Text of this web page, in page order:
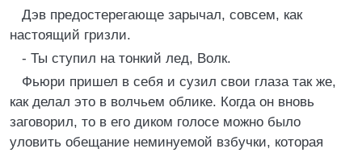
Дэв предостерегающе зарычал, совсем, как
настоящий гризли.
- Ты ступил на тонкий лед, Волк.
Фьюри пришел в себя и сузил свои глаза так же,
как делал это в волчьем облике. Когда он вновь
заговорил, то в его диком голосе можно было
уловить обещание неминуемой взбучки, которая